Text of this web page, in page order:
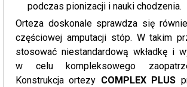
podczas pionizacji i nauki chodzenia.
Orteza doskonale sprawdza się
częściowej amputacji stóp. W takim
stosować niestandardową wkładkę i
w celu kompleksowego
Konstrukcja ortezy COMPLEX PLUS